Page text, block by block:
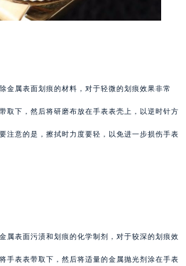
属表面划痕的材料，对于轻微的划痕效果非常
取下，然后将研磨布放在手表表壳上，以逆时针方
注意的是，擦拭时力度要轻，以免进一步损伤手表
表面污渍和划痕的化学制剂，对于较深的划痕效
手表表带取下，然后将适量的金属抛光剂涂在手表